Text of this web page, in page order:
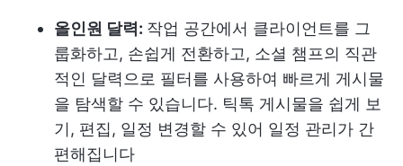
올인원 달력: 작업 공간에서 클라이언트를 그
룹화하고, 손쉽게 전환하고, 소셜 챔프의 직관
적인 달력으로 필터를 사용하여 빠르게 게시물
을 탐색할 수 있습니다. 틱톡 게시물을 쉽게 보
기, 편집, 일정 변경할 수 있어 일정 관리가 간
편해집니다